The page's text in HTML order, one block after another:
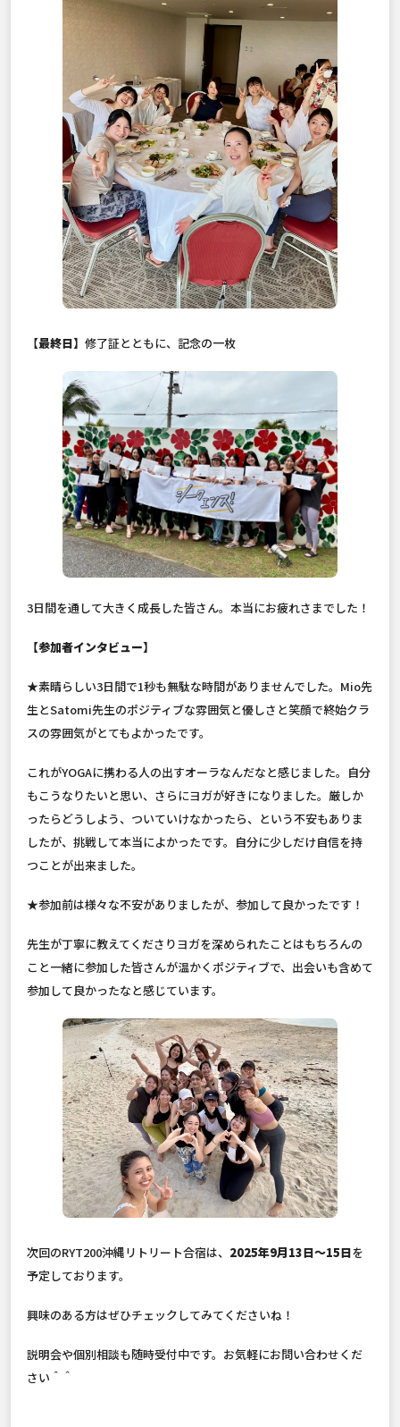
【最終日】 修了証とともに、記念の一枚
3日間を通して大きく成長した皆さん。本当にお疲れさまでした！
【参加者インタビュー】
★素晴らしい3日間で1秒も無駄な時間がありませんでした。Mio先
生とSatomi先生のポジティブな雰囲気と優しさと笑顔で終始クラ
スの雰囲気がとてもよかったです。
これがYOGAに携わる人の出すオーラなんだなと感じました。自分
もこうなりたいと思い、さらにヨガが好きになりました。厳しか
ったらどうしよう、ついていけなかったら、という不安もありま
したが、挑戦して本当によかったです。自分に少しだけ自信を持
つことが出来ました。
★参加前は様々な不安がありましたが、参加して良かったです！
先生が丁寧に教えてくださりヨガを深められたことはもちろんの
こと一緒に参加した皆さんが温かくポジティブで、出会いも含めて
参加して良かったなと感じています。
次回のRYT200沖縄リトリート合宿は、 2025年9月13日〜15日を
予定しております。
興味のある方はぜひチェックしてみてくださいね！
説明会や個別相談も随時受付中です。お気軽にお問い合わせくだ
さい＾＾